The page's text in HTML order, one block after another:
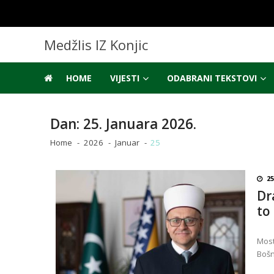
navigation
content
Medžlis IZ Konjic
HOME VIJESTI ODABRANI TEKSTOVI
Dan: 25. Januara 2026.
Home 2026 Januar 25
to